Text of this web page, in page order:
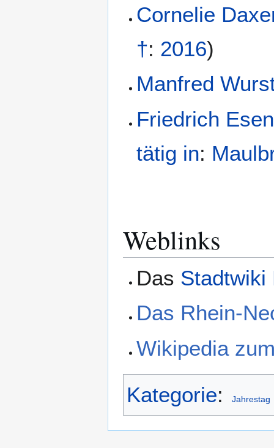
Cornelie
†: 2016)
Manfred
Friedrich
tätig in:
Weblinks
Das Stadtwiki
Das Rhein-
Wikipedia
Kategorie: Jahrestag